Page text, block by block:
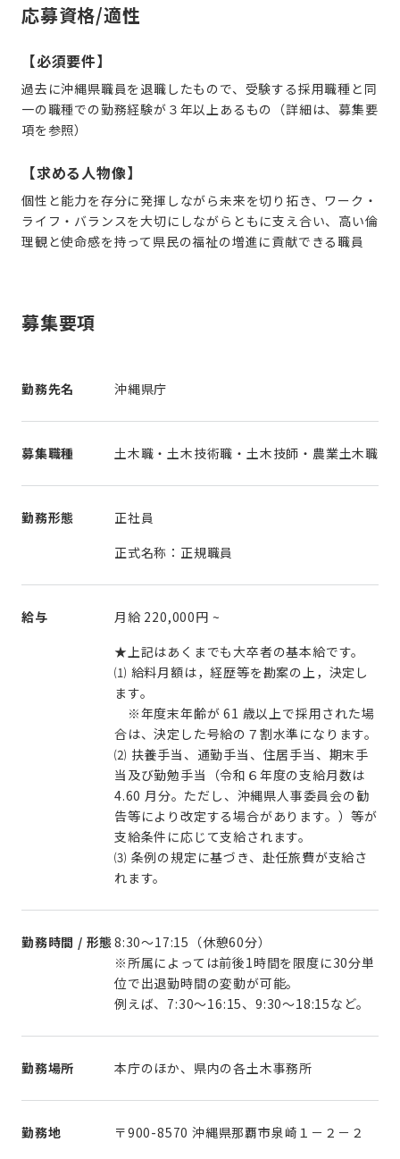
応募資格/適性
【必須要件】
過去に沖縄県職員を退職したもので、受験する採用職種と同
一の職種での勤務経験が３年以上あるもの（詳細は、募集要
項を参照）
【求める人物像】
個性と能力を存分に発揮しながら未来を切り拓き、ワーク・
ライフ・バランスを大切にしながらともに支え合い、高い倫
理観と使命感を持って県民の福祉の増進に貢献できる職員
募集要項
勤務先名 沖縄県庁
募集職種 土木職・土木技術職・土木技師・農業土木職
勤務形態
正社員
正式名称：正規職員
給与 月給 220,000円 ~
★上記はあくまでも大卒者の基本給です。
⑴ 給料月額は，経歴等を勘案の上，決定し
ます。
※年度末年齢が 61 歳以上で採用された場
合は、決定した号給の７割水準になります。
⑵ 扶養手当、通勤手当、住居手当、期末手
当及び勤勉手当（令和６年度の支給月数は
4.60 月分。ただし、沖縄県人事委員会の勧
告等により改定する場合があります。）等が
支給条件に応じて支給されます。
⑶ 条例の規定に基づき、赴任旅費が支給さ
れます。
勤務時間 / 形態8:30～17:15（休憩60分）
※所属によっては前後1時間を限度に30分単
位で出退勤時間の変動が可能。
例えば、7:30～16:15、9:30～18:15など。
勤務場所 本庁のほか、県内の各土木事務所
勤務地
〒900-8570 沖縄県那覇市泉崎１－２－２